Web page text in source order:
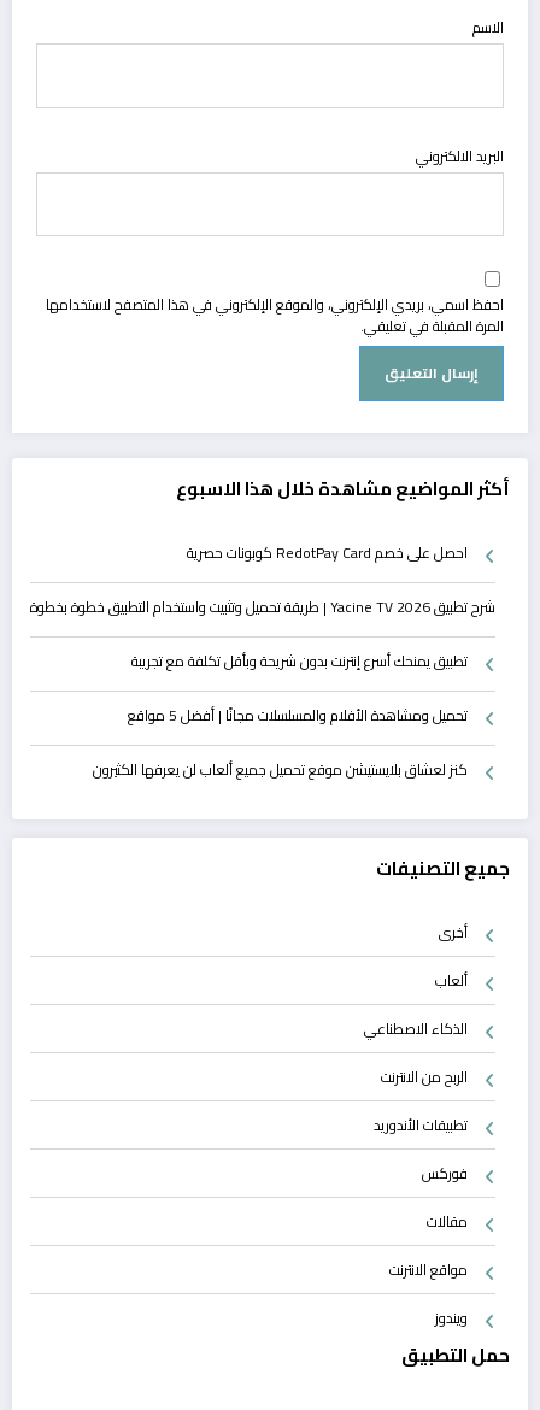
الاسم
البريد الالكتروني
احفظ اسمي، بريدي الإلكتروني، والموقع الإلكتروني في هذا المتصفح لاستخدامها
المرة المقبلة في تعليقي.
أكثر المواضيع مشاهدة خلال هذا الاسبوع
احصل على خصم RedotPay Card كوبونات حصرية
شرح تطبيق Yacine TV 2026 | طريقة تحميل وتثبيت واستخدام التطبيق خطوة بخطوة
تطبيق يمنحك أسرع إنترنت بدون شريحة وبأقل تكلفة مع تجريبة
تحميل ومشاهدة الأفلام والمسلسلات مجانًا | أفضل 5 مواقع
كنز لعشاق بلايستيشن موقع تحميل جميع ألعاب لن يعرفها الكثيرون
جميع التصنيفات
أخرى
ألعاب
الذكاء الاصطناعي
الربح من الانترنت
تطبيقات الأندوريد
فوركس
مقالات
مواقع الانترنت
ويندوز
حمل التطبيق